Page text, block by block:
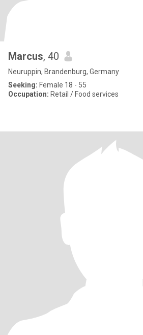
Marcus, 40
Neuruppin, Brandenburg, Germany
Seeking: Female 18 - 55
Occupation: Retail / Food services